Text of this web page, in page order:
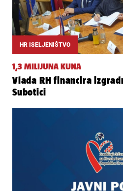
HR ISELJENIŠTVO
1,3 MILIJUNA KUNA
Vlada RH financira
Subotici